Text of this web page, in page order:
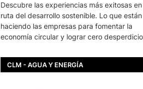
Descubre las experiencias más exitosas en
ruta del desarrollo sostenible. Lo que están
haciendo las empresas para fomentar la
economía circular y lograr cero
CLM - AGUA Y ENERGÍA